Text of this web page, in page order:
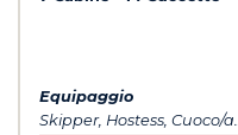
Equipaggio
Skipper, Hostess, Cuoco/a...